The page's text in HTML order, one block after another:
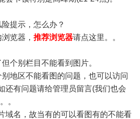
提示，怎么办？
览器， 推荐浏览器请点这里。。
个别栏目不能看到图片。
地区不能看图的问题，也可以访问
还有问题请给管理员留言(我们也会
。
名，故当有的可以看图有的不能看